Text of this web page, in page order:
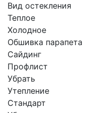
Вид остекления
Теплое
Холодное
Обшивка парапета
Сайдинг
Профлист
Убрать
Утепление
Стандарт